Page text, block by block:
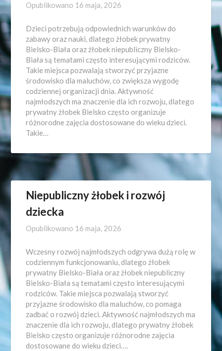
Opublikowano 16 maja, 2026
Dzieci potrzebują odpowiednich warunków do
zabawy oraz nauki, dlatego żłobek prywatny
Bielsko-Biała oraz żłobek niepubliczny Bielsko-
Biała są tematami często interesującymi rodziców.
Takie miejsca pozwalają stworzyć przyjazne
środowisko dla maluchów, co zwiększa wygodę
codziennej organizacji dnia. Aktywność
najmłodszych ma znaczenie dla ich rozwoju, dlatego
prywatny żłobek Bielsko często organizuje
różnorodne zajęcia dostosowane do wieku dzieci.
Takie…
Niepubliczny żłobek i rozwój
dziecka
Opublikowano 16 maja, 2026
Wczesny rozwój najmłodszych odgrywa dużą rolę w
codziennym funkcjonowaniu, dlatego żłobek
prywatny Bielsko-Biała oraz żłobek niepubliczny
Bielsko-Biała są tematami często interesującymi
rodziców. Takie miejsca pozwalają stworzyć
przyjazne środowisko dla maluchów, co pomaga
zadbać o rozwój dzieci. Aktywność najmłodszych ma
znaczenie dla ich rozwoju, dlatego prywatny żłobek
Bielsko często organizuje różnorodne zajęcia
dostosowane do wieku dzieci….